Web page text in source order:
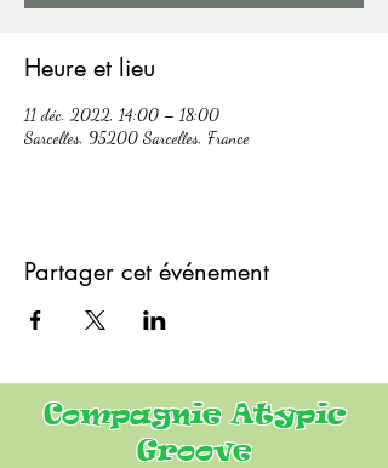
Heure et lieu
11 déc. 2022, 14:00 – 18:00
Sarcelles, 95200 Sarcelles, France
Partager cet événement
Compagnie Atypic
Groove